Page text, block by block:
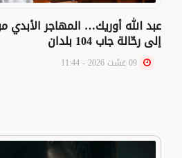
عبد الله أوريك… المهاجر الأبدي
إلى رحّالة جاب 104 بلدان